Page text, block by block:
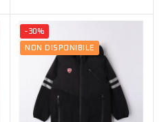
-30%
NON DISPONIBILE